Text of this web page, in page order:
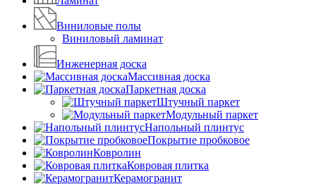
Виниловые полы
Виниловый ламинат
Инженерная доска
Массивная доска
Паркетная доска
Штучный паркет
Модульный паркет
Напольный плинтус
Покрытие пробковое
Ковролин
Ковровая плитка
Керамогранит